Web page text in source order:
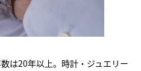
は20年以上。時計・ジュエリー